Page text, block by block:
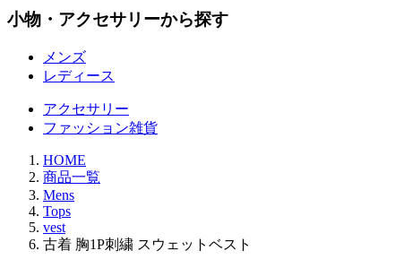
小物・アクセサリーから探す
メンズ
レディース
アクセサリー
ファッション雑貨
HOME
商品一覧
Mens
Tops
vest
古着 胸1P刺繍 スウェットベスト